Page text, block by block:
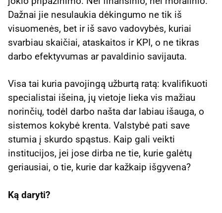
Dažnai jie nesulaukia dėkingumo ne tik iš
visuomenės, bet ir iš savo vadovybės, kuriai
svarbiau skaičiai, ataskaitos ir KPI, o ne tikras
darbo efektyvumas ar pavaldinio savijauta.
Visa tai kuria pavojingą užburtą ratą: kvalifikuoti
specialistai išeina, jų vietoje lieka vis mažiau
norinčių, todėl darbo našta dar labiau išauga, o
sistemos kokybė krenta. Valstybė pati save
stumia į skurdo spąstus. Kaip gali veikti
institucijos, jei jose dirba ne tie, kurie galėtų
geriausiai, o tie, kurie dar kažkaip išgyvena?
Ką daryti?